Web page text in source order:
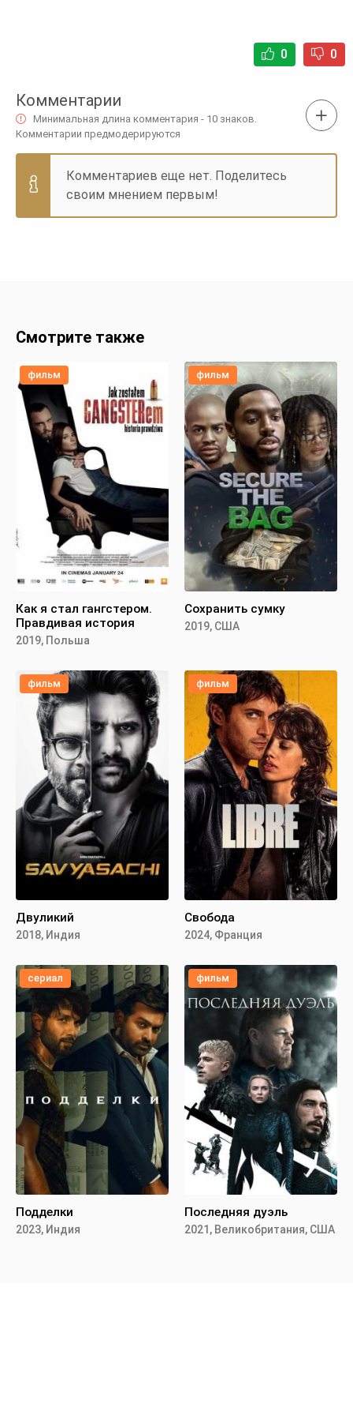
0 0
Комментарии
Минимальная длина комментария - 10 знаков.
Комментарии предмодерируются
Комментариев еще нет. Поделитесь
своим мнением первым!
Смотрите также
фильм
Как я стал гангстером.
Правдивая история
2019, Польша
фильм
Сохранить сумку
2019, США
фильм
Двуликий
2018, Индия
фильм
Свобода
2024, Франция
сериал
Подделки
2023, Индия
фильм
Последняя дуэль
2021, Великобритания, США